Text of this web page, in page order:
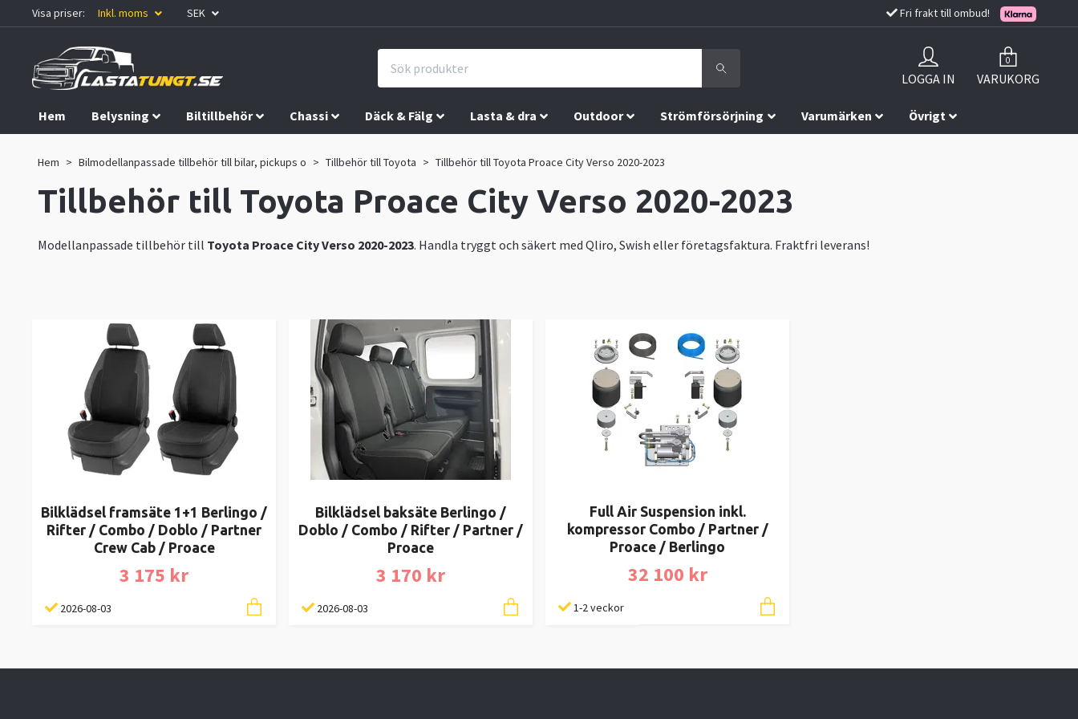
Visa priser: Inkl. moms SEK Fri frakt till ombud!
LOGGA IN
0
VARUKORG
Hem Belysning Biltillbehör Chassi Däck & Fälg Lasta & dra Outdoor Strömförsörjning Varumärken Övrigt
Hem Bilmodellanpassade tillbehör till bilar, pickups o Tillbehör till Toyota Tillbehör till Toyota Proace City Verso 2020-2023
Tillbehör till Toyota Proace City Verso 2020-2023
Modellanpassade tillbehör till Toyota Proace City Verso 2020-2023. Handla tryggt och säkert med Qliro, Swish eller företagsfaktura. Fraktfri leverans!
Bilklädsel framsäte 1+1 Berlingo /
Rifter / Combo / Doblo / Partner
Crew Cab / Proace
3 175 kr
2026-08-03
Bilklädsel baksäte Berlingo /
Doblo / Combo / Rifter / Partner /
Proace
3 170 kr
2026-08-03
Full Air Suspension inkl.
kompressor Combo / Partner /
Proace / Berlingo
32 100 kr
1-2 veckor